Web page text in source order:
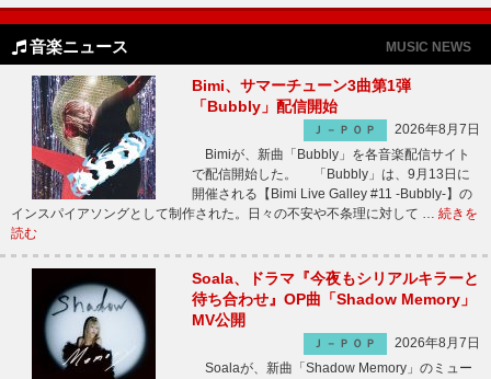
音楽ニュース MUSIC NEWS
Bimi、サマーチューン3曲第1弾
「Bubbly」配信開始
Ｊ－ＰＯＰ
2026年8月7日
Bimiが、新曲「Bubbly」を各音楽配信サイト
で配信開始した。 「Bubbly」は、9月13日に
開催される【Bimi Live Galley #11 -Bubbly-】の
インスパイアソングとして制作された。日々の不安や不条理に対して … 続きを
読む
Soala、ドラマ『今夜もシリアルキラーと
待ち合わせ』OP曲「Shadow Memory」
MV公開
Ｊ－ＰＯＰ
2026年8月7日
Soalaが、新曲「Shadow Memory」のミュー